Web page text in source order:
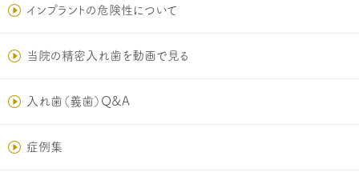
インプラントの危険性について
当院の精密入れ歯を動画で見る
入れ歯（義歯）Q&A
症例集